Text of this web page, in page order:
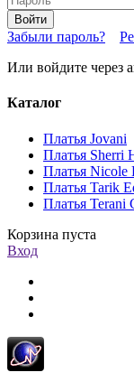
Войти
Забыли пароль?
Или войдите через
Каталог
Платья Jovani
Платья Sherri
Платья Nicole
Платья Tarik
Платья Terani
Корзина пуста
Вход